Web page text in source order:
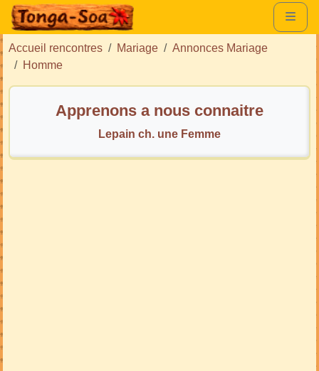
Accueil rencontres Mariage
Annonces Mariage
Homme
Apprenons a nous connaitre
Lepain ch. une Femme